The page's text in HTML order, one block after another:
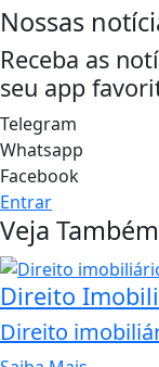
Nossas
Receba as
seu app
Telegram
Whatsapp
Facebook
Entrar
Veja Também
Direito
Direito